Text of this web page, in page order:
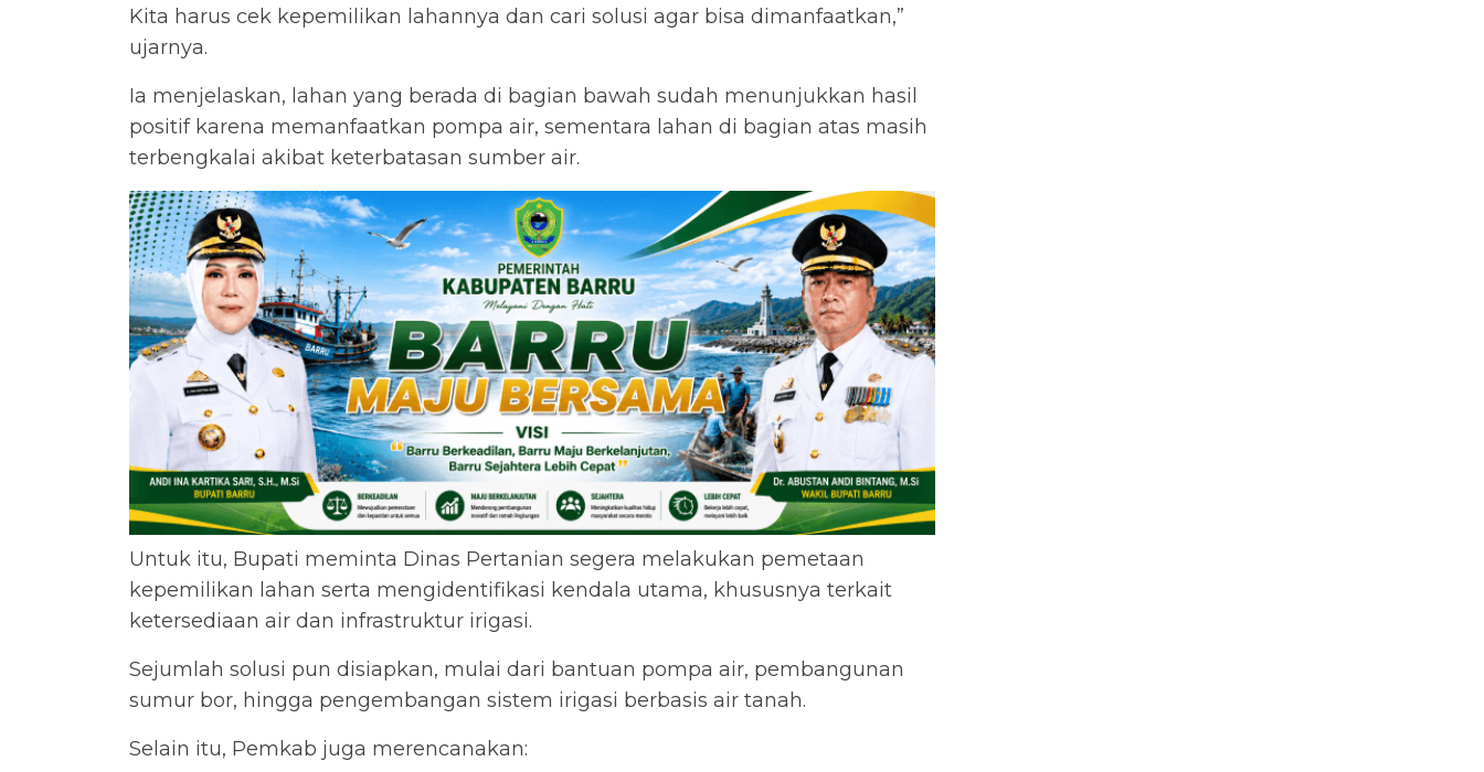
Kita harus cek kepemilikan lahannya dan cari solusi agar bisa dimanfaatkan,”
ujarnya.
Ia menjelaskan, lahan yang berada di bagian bawah sudah menunjukkan hasil
positif karena memanfaatkan pompa air, sementara lahan di bagian atas masih
terbengkalai akibat keterbatasan sumber air.
Untuk itu, Bupati meminta Dinas Pertanian segera melakukan pemetaan
kepemilikan lahan serta mengidentifikasi kendala utama, khususnya terkait
ketersediaan air dan infrastruktur irigasi.
Sejumlah solusi pun disiapkan, mulai dari bantuan pompa air, pembangunan
sumur bor, hingga pengembangan sistem irigasi berbasis air tanah.
Selain itu, Pemkab juga merencanakan: